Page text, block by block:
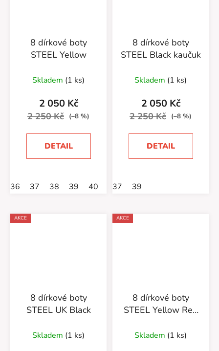
8 dírkové boty
STEEL Yellow
Skladem (1 ks)
2 050 Kč
2 250 Kč (–8 %)
DETAIL
36 37 38 39 40 41 47
8 dírkové boty
STEEL Black kaučuk
Skladem (1 ks)
2 050 Kč
2 250 Kč (–8 %)
DETAIL
37 39
AKCE
8 dírkové boty
STEEL UK Black
Skladem (1 ks)
AKCE
8 dírkové boty
STEEL Yellow Red
Skladem (1 ks)